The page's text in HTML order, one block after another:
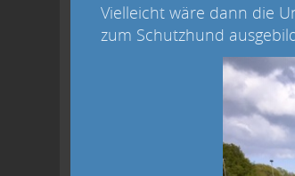
Vielleicht wäre dann die
zum Schutzhund